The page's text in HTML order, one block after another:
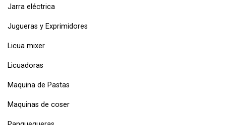
Jarra eléctrica
Jugueras y Exprimidores
Licua mixer
Licuadoras
Maquina de Pastas
Maquinas de coser